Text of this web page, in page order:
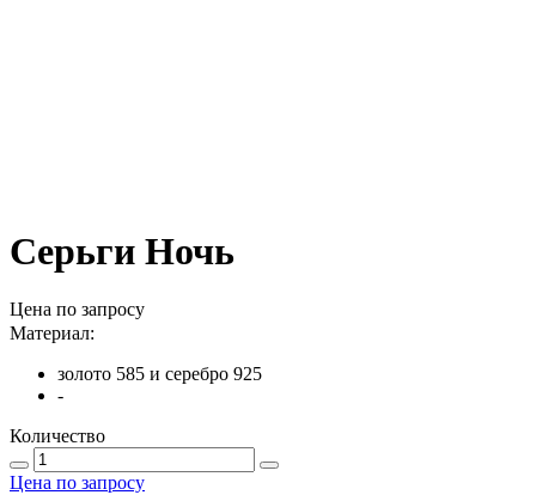
Серьги Ночь
Цена по запросу
Материал:
золото 585 и серебро 925
-
Количество
Цена по запросу